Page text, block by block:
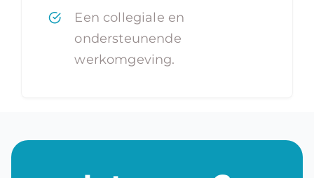
Een collegiale en
ondersteunende
werkomgeving.